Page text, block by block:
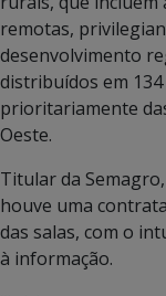
remotas,
desenvolvimento
distribuídos em
prioritariamente
Oeste.
Titular da
houve uma
das salas, com o
à informação.